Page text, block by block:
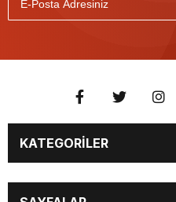
KATEGORİLER
BURÇLAR